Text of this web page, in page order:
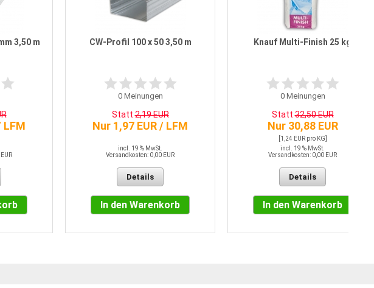
3,50 m
LFM
CW-Profil 100 x 50 3,50 m
0Meinungen
Statt2,19 EUR
Nur 1,97 EUR / LFM
incl. 19 % MwSt.
Versandkosten: 0,00 EUR
Details
In den Warenkorb
Knauf Multi-Finish 25 kg
0Meinungen
Statt32,50 EUR
Nur 30,88 EUR
[1,24 EUR pro KG]
incl. 19 % MwSt.
Versandkosten: 0,00 EUR
Details
In den Warenkorb